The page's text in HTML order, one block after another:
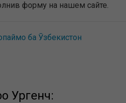
форму на нашем сайте.
ба Ӯзбекистон
Ургенч: